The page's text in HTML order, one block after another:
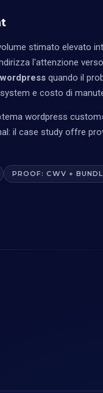
stimato elevato
l'attenzione
quando il
e costo di
wordpress
il case study offre
PROOF: CWV +